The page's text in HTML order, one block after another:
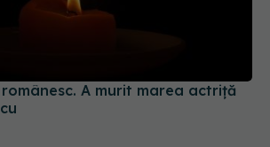
A murit marea actriță